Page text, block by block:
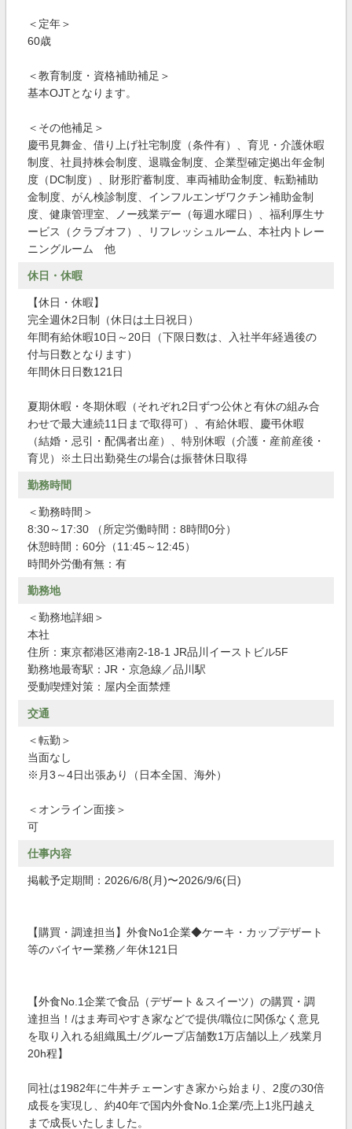
＜定年＞
60歳
＜教育制度・資格補助補足＞
基本OJTとなります。
＜その他補足＞
慶弔見舞金、借り上げ社宅制度（条件有）、育児・介護休暇
制度、社員持株会制度、退職金制度、企業型確定拠出年金制
度（DC制度）、財形貯蓄制度、車両補助金制度、転勤補助
金制度、がん検診制度、インフルエンザワクチン補助金制
度、健康管理室、ノー残業デー（毎週水曜日）、福利厚生サ
ービス（クラブオフ）、リフレッシュルーム、本社内トレー
ニングルーム 他
休日・休暇
【休日・休暇】
完全週休2日制（休日は土日祝日）
年間有給休暇10日～20日（下限日数は、入社半年経過後の
付与日数となります）
年間休日日数121日
夏期休暇・冬期休暇（それぞれ2日ずつ公休と有休の組み合
わせで最大連続11日まで取得可）、有給休暇、慶弔休暇
（結婚・忌引・配偶者出産）、特別休暇（介護・産前産後・
育児）※土日出勤発生の場合は振替休日取得
勤務時間
＜勤務時間＞
8:30～17:30 （所定労働時間：8時間0分）
休憩時間：60分（11:45～12:45）
時間外労働有無：有
勤務地
＜勤務地詳細＞
本社
住所：東京都港区港南2-18-1 JR品川イーストビル5F
勤務地最寄駅：JR・京急線／品川駅
受動喫煙対策：屋内全面禁煙
交通
＜転勤＞
当面なし
※月3～4日出張あり（日本全国、海外）
＜オンライン面接＞
可
仕事内容
掲載予定期間：2026/6/8(月)〜2026/9/6(日)
【購買・調達担当】外食No1企業◆ケーキ・カップデザート
等のバイヤー業務／年休121日
【外食No.1企業で食品（デザート＆スイーツ）の購買・調
達担当！/はま寿司やすき家などで提供/職位に関係なく意見
を取り入れる組織風土/グループ店舗数1万店舗以上／残業月
20h程】
同社は1982年に牛丼チェーンすき家から始まり、2度の30倍
成長を実現し、約40年で国内外食No.1企業/売上1兆円越え
まで成長いたしました。